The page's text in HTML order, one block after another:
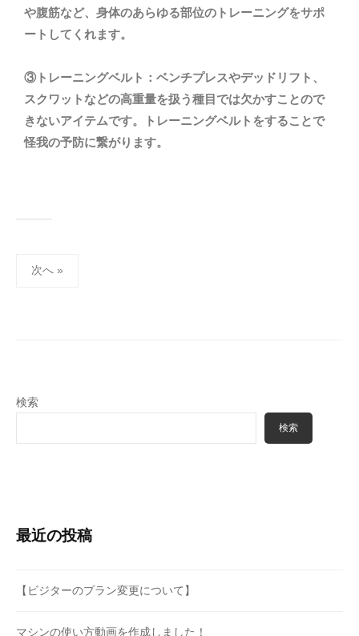
や腹筋など、身体のあらゆる部位のトレーニングをサポ
ートしてくれます。
③トレーニングベルト：ベンチプレスやデッドリフト、
スクワットなどの高重量を扱う種目では欠かすことので
きないアイテムです。トレーニングベルトをすることで
怪我の予防に繋がります。
次へ »
検索
検索
最近の投稿
【ビジターのプラン変更について】
マシンの使い方動画を作成しました！